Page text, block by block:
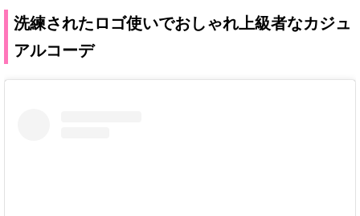
洗練されたロゴ使いでおしゃれ上級者なカジュ
アルコーデ